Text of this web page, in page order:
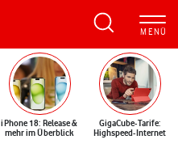
iPhone 18: Release &
mehr im Überblick
GigaCube-Tarife:
Highspeed-Internet